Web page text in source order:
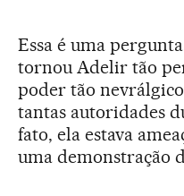
Essa é uma
tornou Adelir tão
poder tão
tantas autoridades
fato, ela estava
uma demonstração